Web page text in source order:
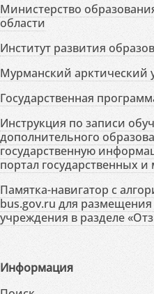
Министерство
области
Институт развития
Мурманский арктический
Государственная
Инструкция по записи
дополнительного
государственную
портал государственных
Памятка-навигатор с
bus.gov.ru для
учреждения в разделе
Информация